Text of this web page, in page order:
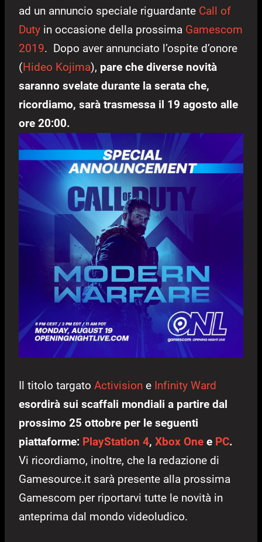
ad un annuncio speciale riguardante Call of
Duty in occasione della prossima Gamescom
2019. Dopo aver annunciato l’ospite d’onore
(Hideo Kojima), pare che diverse novità
saranno svelate durante la serata che,
ricordiamo, sarà trasmessa il 19 agosto alle
ore 20:00.
Il titolo targato Activision e Infinity Ward
esordirà sui scaffali mondiali a partire dal
prossimo 25 ottobre per le seguenti
piattaforme: PlayStation 4, Xbox One e PC.
Vi ricordiamo, inoltre, che la redazione di
Gamesource.it sarà presente alla prossima
Gamescom per riportarvi tutte le novità in
anteprima dal mondo videoludico.